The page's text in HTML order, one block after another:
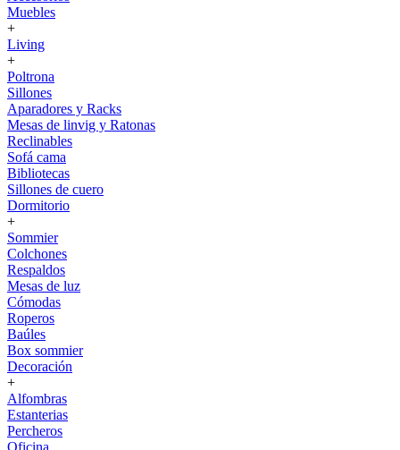
Muebles
+
Living
+
Poltrona
Sillones
Aparadores y Racks
Mesas de linvig y Ratonas
Reclinables
Sofá cama
Bibliotecas
Sillones de cuero
Dormitorio
+
Sommier
Colchones
Respaldos
Mesas de luz
Cómodas
Roperos
Baúles
Box sommier
Decoración
+
Alfombras
Estanterias
Percheros
Oficina